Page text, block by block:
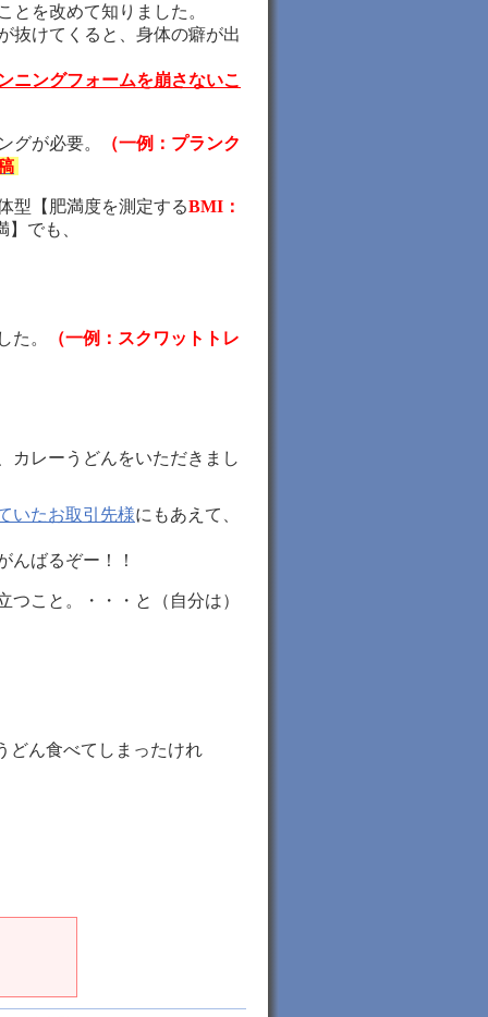
とを改めて知りました。
抜けてくると、身体の癖が出
ニングフォームを崩さないこ
グが必要。
（一例：プランク
型【肥満度を測定するBMI：
でも、
た。
（一例：スクワットトレ
カレーうどんをいただきまし
いたお取引先様にもあえて、
んばるぞー！！
こと。・・・と（自分は）
どん食べてしまったけれ